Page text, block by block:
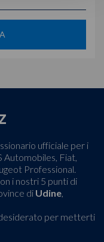
ufficiale per i
Automobiles, Fiat,
Professional.
i nostri 5 punti di
di Udine
per metterti